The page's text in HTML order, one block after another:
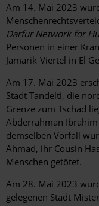
Am 14. Mai 2023
Darfur Network for
Personen in einer
Jamarik-Viertel in El
Am 17. Mai 2023
Stadt Tandelti, die
Grenze zum Tschad
Abderrahman
demselben Vorfall
Ahmad, ihr Cousin
Menschen getötet.
Am 28. Mai 2023
gelegenen Stadt